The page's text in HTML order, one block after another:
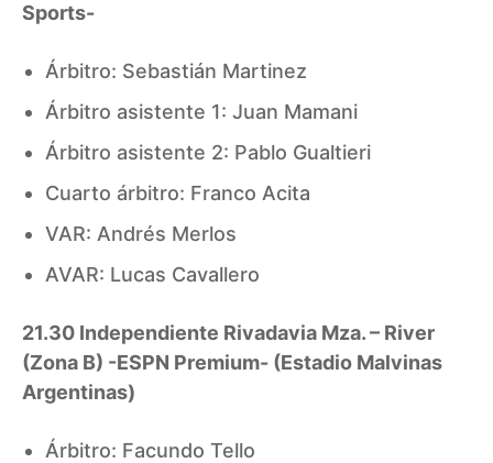
Sports-
Árbitro: Sebastián Martinez
Árbitro asistente 1: Juan Mamani
Árbitro asistente 2: Pablo Gualtieri
Cuarto árbitro: Franco Acita
VAR: Andrés Merlos
AVAR: Lucas Cavallero
21.30 Independiente Rivadavia Mza. – River
(Zona B) -ESPN Premium- (Estadio Malvinas
Argentinas)
Árbitro: Facundo Tello